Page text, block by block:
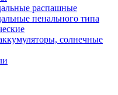
распашные
пенального типа
солнечные